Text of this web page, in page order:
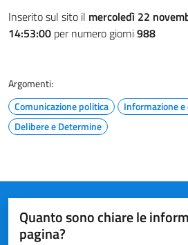
Inserito sul sito il mercoledì 22
14:53:00 per numero giorni988
Argomenti:
Comunicazione politica
Informazione
Delibere e Determine
Quanto sono chiare le
pagina?